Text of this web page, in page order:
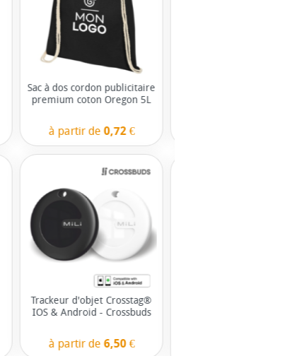
Sac à dos cordon publicitaire
premium coton Oregon 5L
à partir de0,72 €
Trackeur d'objet Crosstag®
IOS & Android - Crossbuds
à partir de6,50 €